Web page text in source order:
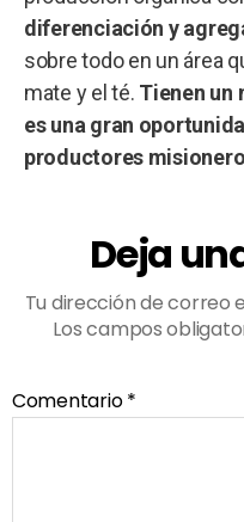
diferenciación y
sobre todo en un área
mate y el té. Tienen un
es una gran
productores
Deja
Tu dirección de correo
Los campos
Comentario*